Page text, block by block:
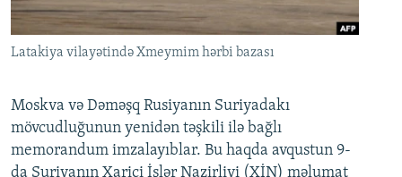
Latakiya vilayətində Xmeymim hərbi bazası
Moskva və Dəməşq Rusiyanın Suriyadakı
mövcudluğunun yenidən təşkili ilə bağlı
memorandum imzalayıblar. Bu haqda avqustun 9-
da Suriyanın Xarici İşlər Nazirliyi (XİN) məlumat